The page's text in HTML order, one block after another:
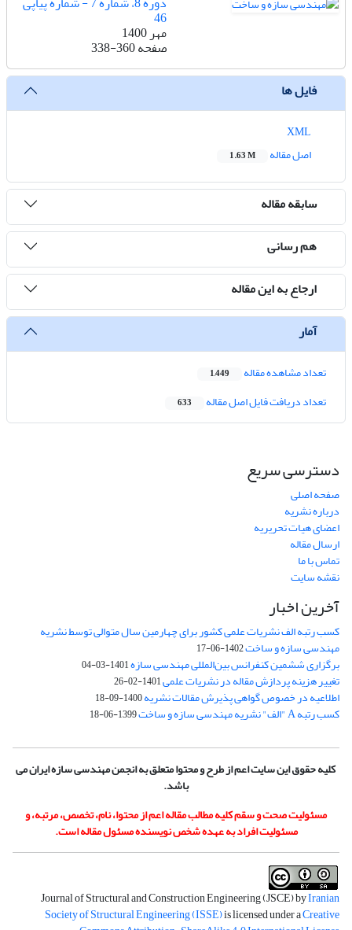
46
مهر 1400
صفحه338-360
فایل ها
اصل مقاله
1.63 M
سابقه مقاله
هم رسانی
ارجاع به این مقاله
آمار
تعداد مشاهده مقاله 1,449
تعداد دریافت فایل اصل مقاله 633
دسترسی سریع
صفحه اصلی
درباره نشریه
اعضای هیات تحریریه
ارسال مقاله
تماس با ما
نقشه سایت
آخرین اخبار
کسب رتبه الف نشریات علمی کشور برای چهارمین سال متوالی توسط نشریه
مهندسی سازه و ساخت1402-06-17
برگزاری ششمین کنفرانس بین‌المللی مهندسی سازه1401-03-04
تغییر هزینه پردازش مقاله در نشریات علمی1401-02-26
اطلاعیه در خصوص گواهی پذیرش مقالات نشریه1400-09-18
کسب رتبه A "الف" نشریه مهندسی سازه و ساخت 1399-06-18
کلیه حقوق این سایت اعم از طرح و محتوا متعلق به انجمن مهندسی سازه ایران می
باشد.
مسئولیت صحت و سقم کلیه مطالب مقاله اعم از محتوا، نام، تخصص، مرتبه، و
مسئولیت افراد به عهده شخص نویسنده مسئول مقاله است.
Journal of Structural and Construction Engineering (JSCE) byIranian
Society of Structural Engineering (ISSE)is licensed under aCreative